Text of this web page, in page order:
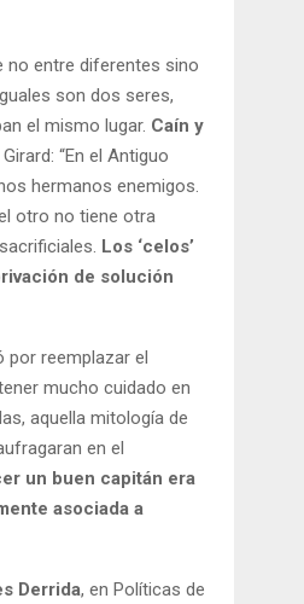
no entre diferentes sino
son dos seres,
el mismo lugar. Caín y
Girard: “En el Antiguo
hermanos enemigos.
otro no tiene otra
Los ‘celos’
de solución
por reemplazar el
mucho cuidado en
aquella mitología de
en el
un buen capitán era
asociada a
Derrida, en Políticas de